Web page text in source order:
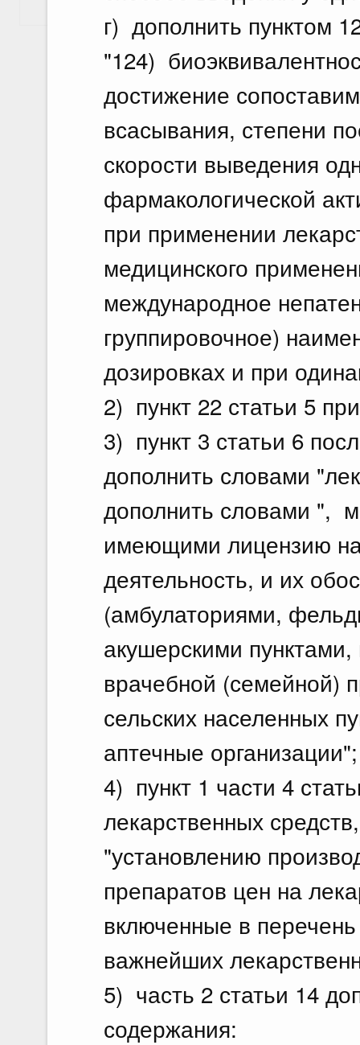
г) дополнить пунктом
"124)
достижение
всасывания, степени
скорости выведения
фармакологической
при применении
медицинского
международное
группировочное)
дозировках и при
2) пункт 22 статьи 5
3) пункт 3 статьи 6
дополнить словами
дополнить словами ",
имеющими лицензию
деятельность, и их
(амбулаториями,
акушерскими
врачебной (семейной)
сельских населенных
аптечные организации";
4) пункт 1 части 4
лекарственных
"установлению
препаратов цен на
включенные в
важнейших
5) часть 2 статьи 14
содержания:
Показать еще